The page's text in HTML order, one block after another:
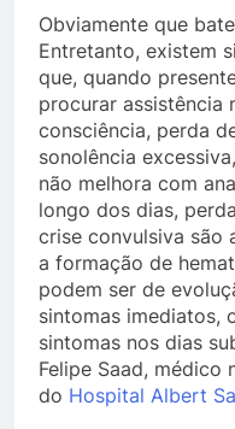
Obviamente que
Entretanto, existem
que, quando
procurar assistência
consciência, perda
sonolência
não melhora com
longo dos dias,
crise convulsiva são
a formação de
podem ser de
sintomas imediatos,
sintomas nos dias
Felipe Saad, médico
do Hospital Albert